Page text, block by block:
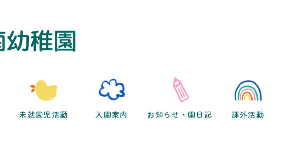
未就園児活動 入園案内 お知らせ・園日記 課外活動